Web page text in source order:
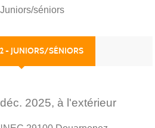
séniors
- JUNIORS/SÉNIORS
déc. 2025, à l'extérieur